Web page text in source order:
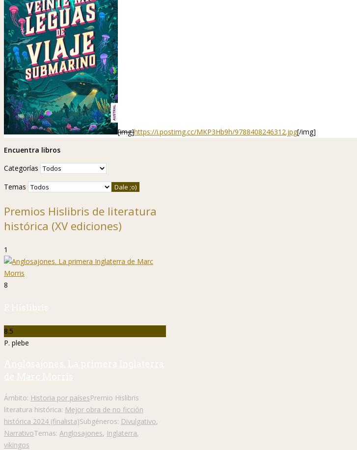
[img]https://i.postimg.cc/MKP3Hb9h/9788408246312.jpg[/img]
Encuentra libros
Categorías
Temas
Premios Hislibris de literatura
histórica (XV ediciones)
1
8
P. Hislibris
8.5
P. plebe
Anglosajones. La primera Inglaterra
de Marc Morris
Ámbito: Historia por paísesPremio Hislibris
literatura histórica: Mejor obra de no ficción
histórica 2024 (finalista)Subgéneros: Divulgativo,
NarrativoTemas: Anglosajones, Inglaterra,
vikingos